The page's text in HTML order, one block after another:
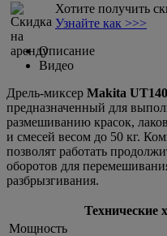
Хотите получить
Узнайте как >>>
Описание
Видео
Дрель-миксер Makita
предназначенный для
размешиванию красок,
и смесей весом до 50 кг.
позволят работать
оборотов для
разбрызгивания.
Технические
Мощность